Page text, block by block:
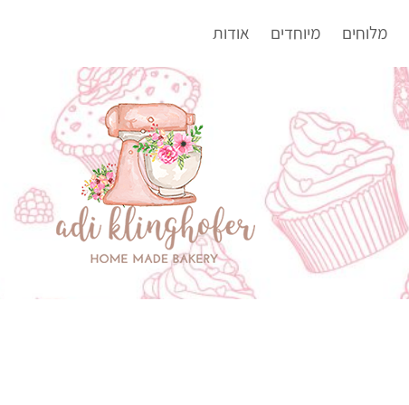
מלוחים מיוחדים אודות